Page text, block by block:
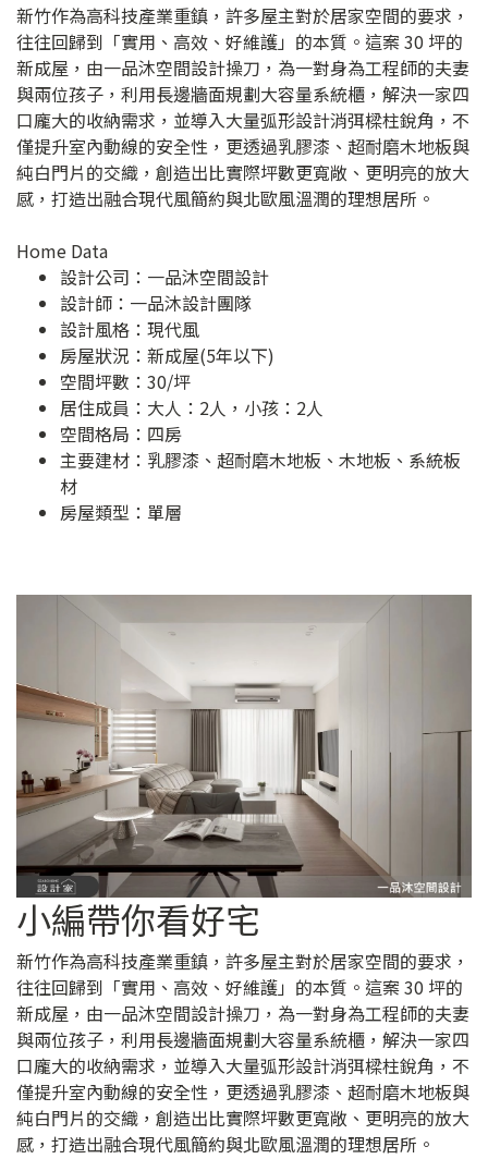
新竹作為高科技產業重鎮，許多屋主對於居家空間的要求，
往往回歸到「實用、高效、好維護」的本質。這案 30 坪的
新成屋，由一品沐空間設計操刀，為一對身為工程師的夫妻
與兩位孩子，利用長邊牆面規劃大容量系統櫃，解決一家四
口龐大的收納需求，並導入大量弧形設計消弭樑柱銳角，不
僅提升室內動線的安全性，更透過乳膠漆、超耐磨木地板與
純白門片的交織，創造出比實際坪數更寬敞、更明亮的放大
感，打造出融合現代風簡約與北歐風溫潤的理想居所。
Home Data
設計公司： 一品沐空間設計
設計師：一品沐設計團隊
設計風格：現代風
房屋狀況：新成屋(5年以下)
空間坪數：30/坪
居住成員：大人：2人，小孩：2人
空間格局：四房
主要建材：乳膠漆、超耐磨木地板、木地板、系統板
材
房屋類型：單層
小編帶你看好宅
新竹作為高科技產業重鎮，許多屋主對於居家空間的要求，
往往回歸到「實用、高效、好維護」的本質。這案 30 坪的
新成屋，由一品沐空間設計操刀，為一對身為工程師的夫妻
與兩位孩子，利用長邊牆面規劃大容量系統櫃，解決一家四
口龐大的收納需求，並導入大量弧形設計消弭樑柱銳角，不
僅提升室內動線的安全性，更透過乳膠漆、超耐磨木地板與
純白門片的交織，創造出比實際坪數更寬敞、更明亮的放大
感，打造出融合現代風簡約與北歐風溫潤的理想居所。